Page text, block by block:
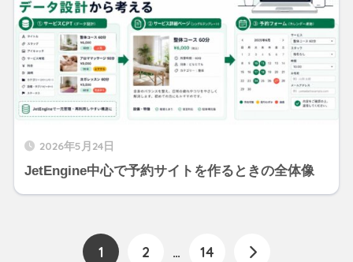
2026年5月24日
JetEngine中心で予約サイトを作るときの全体像
1 2 … 14